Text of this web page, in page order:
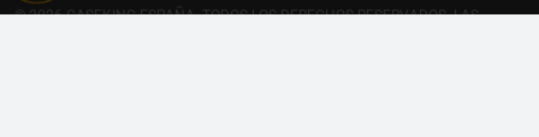
© 2026 CASEKING ESPAÑA. TODOS LOS DERECHOS RESERVADOS. LAS